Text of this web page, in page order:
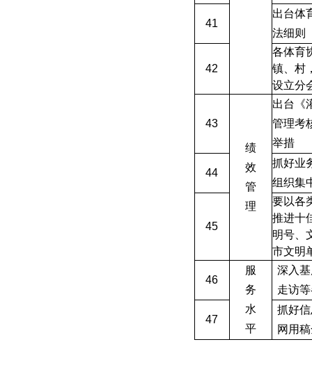
41
出台体
法细则
42
各体育
镇、村
设立分
43
绩
效
管
理
出台《
管理考
举措
44
抓好业
组织集
45
要以各
推进十
明号、
市文明
46
服
务
水
平
深入
走访
47
抓好
网用